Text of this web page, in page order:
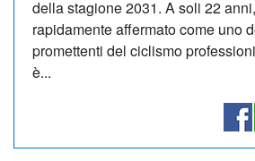
della stagione 2031. A soli 22
rapidamente affermato come uno
promettenti del ciclismo
è...